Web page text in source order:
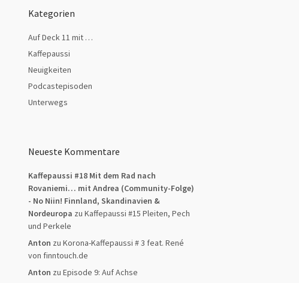
Kategorien
Auf Deck 11 mit …
Kaffepaussi
Neuigkeiten
Podcastepisoden
Unterwegs
Neueste Kommentare
Kaffepaussi #18 Mit dem Rad nach
Rovaniemi… mit Andrea (Community-Folge)
- No Niin! Finnland, Skandinavien &
Nordeuropa zu Kaffepaussi #15 Pleiten, Pech
und Perkele
Anton zu Korona-Kaffepaussi # 3 feat. René
von finntouch.de
Anton zu Episode 9: Auf Achse